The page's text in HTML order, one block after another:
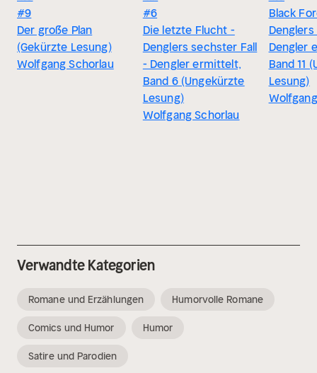
#9
Der große Plan
(Gekürzte Lesung)
Wolfgang Schorlau
#6
Die letzte Flucht -
Denglers sechster Fall
- Dengler ermittelt,
Band 6 (Ungekürzte
Lesung)
Wolfgang Schorlau
Black
Dengler
Band 11
Lesung)
Verwandte Kategorien
Romane und Erzählungen Humorvolle Romane
Comics und Humor Humor
Satire und Parodien